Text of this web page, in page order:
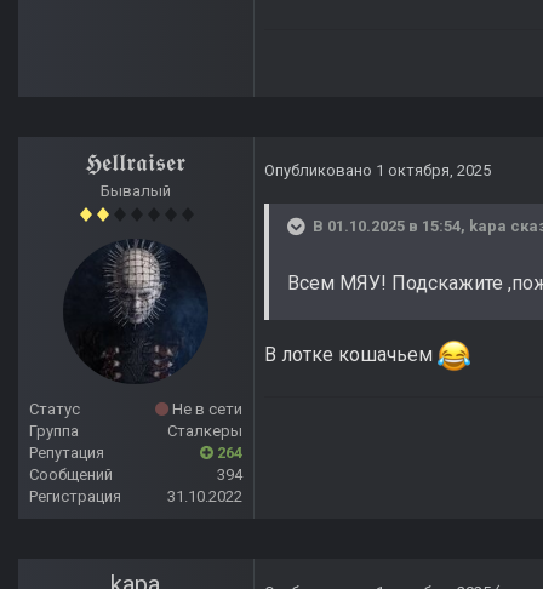
𝕳𝖊𝖑𝖑𝖗𝖆𝖎𝖘𝖊𝖗
Бывалый
Статус
Не в сети
Группа
Сталкеры
Репутация
264
Сообщений
394
Регистрация
31.10.2022
Опубликовано 1 октября, 2025
В 01.10.2025 в 15:54, kapa
Всем МЯУ! Подскажите
В лотке кошачьем